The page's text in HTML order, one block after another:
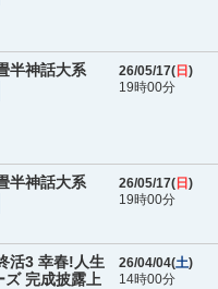
半神話大系 26/05/17( 日 )
19時00分
半神話大系 26/05/17( 日 )
19時00分
活3 幸春!人生
ズ 完成披露上
26/04/04(土)
14時00分